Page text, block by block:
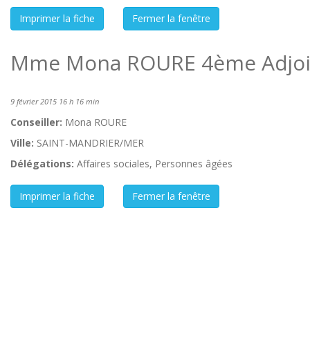
Mme Mona ROURE 4ème
9 février 2015 16 h 16 min
Conseiller: Mona ROURE
Ville: SAINT-MANDRIER/MER
Délégations: Affaires sociales, Personnes âgées